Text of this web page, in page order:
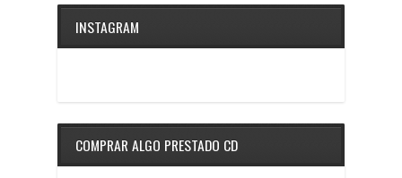
INSTAGRAM
COMPRAR ALGO PRESTADO CD